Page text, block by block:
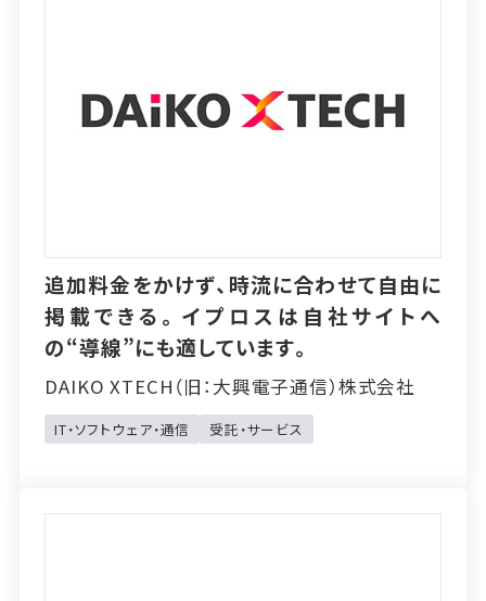
追加料金をかけず、時流に合わせて自由に
掲載できる。イプロスは自社サイトへ
の“導線”にも適しています。
DAIKO XTECH（旧：大興電子通信）株式会社
IT・ソフトウェア・通信 受託・サービス